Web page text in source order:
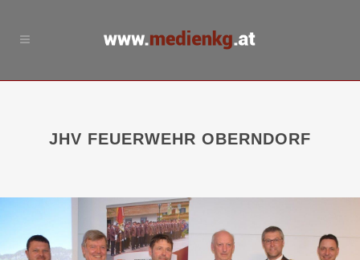
JHV FEUERWEHR OBERNDORF